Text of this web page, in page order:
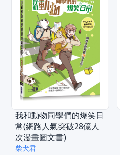
我和動物同學們的爆笑日
常(網路人氣突破28億人
次漫畫圖文書)
柴犬君